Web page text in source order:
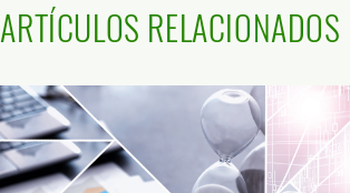
ARTÍCULOS RELACIONADOS